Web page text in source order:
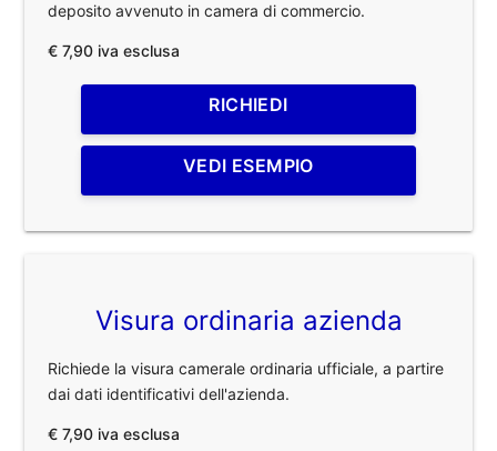
deposito avvenuto in camera di commercio.
€ 7,90 iva esclusa
RICHIEDI
VEDI ESEMPIO
Visura ordinaria azienda
Richiede la visura camerale ordinaria ufficiale, a partire
dai dati identificativi dell'azienda.
€ 7,90 iva esclusa